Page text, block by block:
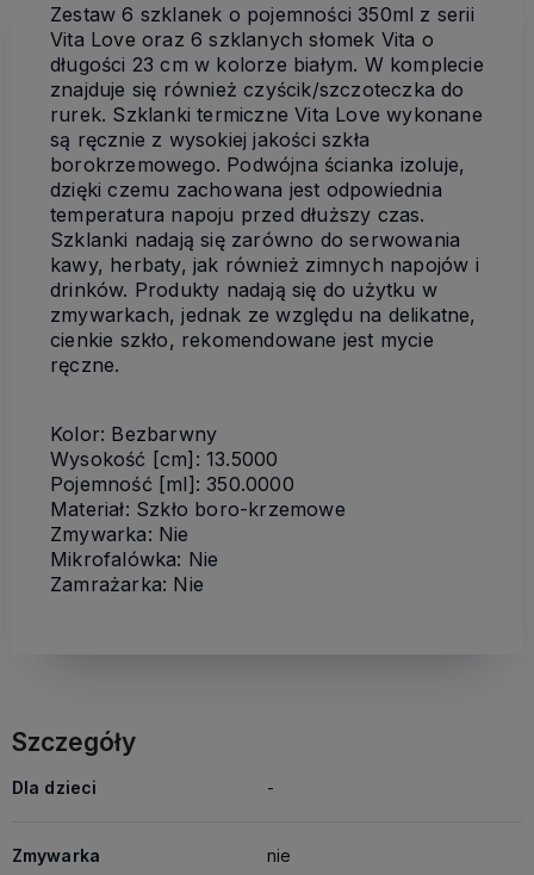
Zestaw 6 szklanek o pojemności 350ml z serii
Vita Love oraz 6 szklanych słomek Vita o
długości 23 cm w kolorze białym. W komplecie
znajduje się również czyścik/szczoteczka do
rurek. Szklanki termiczne Vita Love wykonane
są ręcznie z wysokiej jakości szkła
borokrzemowego. Podwójna ścianka izoluje,
dzięki czemu zachowana jest odpowiednia
temperatura napoju przed dłuższy czas.
Szklanki nadają się zarówno do serwowania
kawy, herbaty, jak również zimnych napojów i
drinków. Produkty nadają się do użytku w
zmywarkach, jednak ze względu na delikatne,
cienkie szkło, rekomendowane jest mycie
ręczne.
Kolor: Bezbarwny
Wysokość [cm]: 13.5000
Pojemność [ml]: 350.0000
Materiał: Szkło boro-krzemowe
Zmywarka: Nie
Mikrofalówka: Nie
Zamrażarka: Nie
Szczegóły
Dla dzieci -
Zmywarka nie